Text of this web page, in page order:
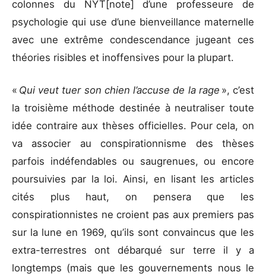
colonnes du NYT[note] d’une professeure de
psychologie qui use d’une bienveillance maternelle
avec une extrême condescendance jugeant ces
théories risibles et inoffensives pour la plupart.
« Qui veut tuer son chien l’accuse de la rage », c’est
la troisième méthode destinée à neutraliser toute
idée contraire aux thèses officielles. Pour cela, on
va associer au conspirationnisme des thèses
parfois indéfendables ou saugrenues, ou encore
poursuivies par la loi. Ainsi, en lisant les articles
cités plus haut, on pensera que les
conspirationnistes ne croient pas aux premiers pas
sur la lune en 1969, qu’ils sont convaincus que les
extra-terrestres ont débarqué sur terre il y a
longtemps (mais que les gouvernements nous le